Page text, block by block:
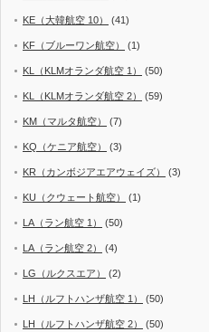
KE（大韓航空 10） (41)
KF（ブルーワン航空） (1)
KL（KLMオランダ航空 1） (50)
KL（KLMオランダ航空 2） (59)
KM（マルタ航空） (7)
KQ（ケニア航空） (3)
KR（カンボジアエアウェイズ） (3)
KU（クウェート航空） (1)
LA（ラン航空 1） (50)
LA（ラン航空 2） (4)
LG（ルクスエア） (2)
LH（ルフトハンザ航空 1） (50)
LH（ルフトハンザ航空 2） (50)